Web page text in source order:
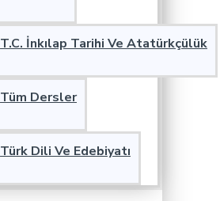
T.C. İnkılap Tarihi Ve Atatürkçülük
Tüm Dersler
Türk Dili Ve Edebiyatı